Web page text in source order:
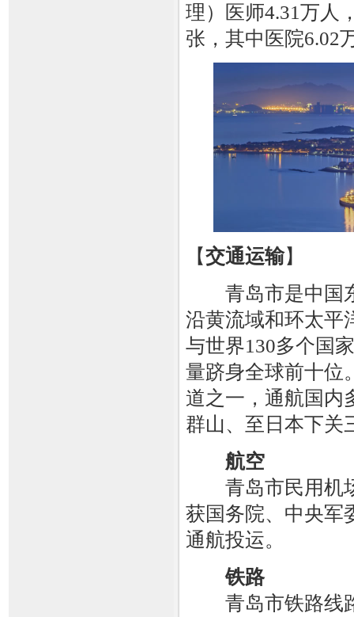
理）医师4.31万人
张，其中医院6.02
【交通运输】
青岛市是中国东
沿黄流域和环太平
与世界130多个国
量跻身全球前十位
道之一，通航国内
群山、至日本下关
航空
青岛市民用机场
获国务院、中央军
通航投运。
铁路
青岛市铁路线